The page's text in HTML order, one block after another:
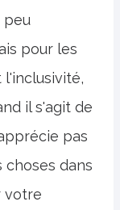
peu
pour les
il s'agit de
pas
dans
votre